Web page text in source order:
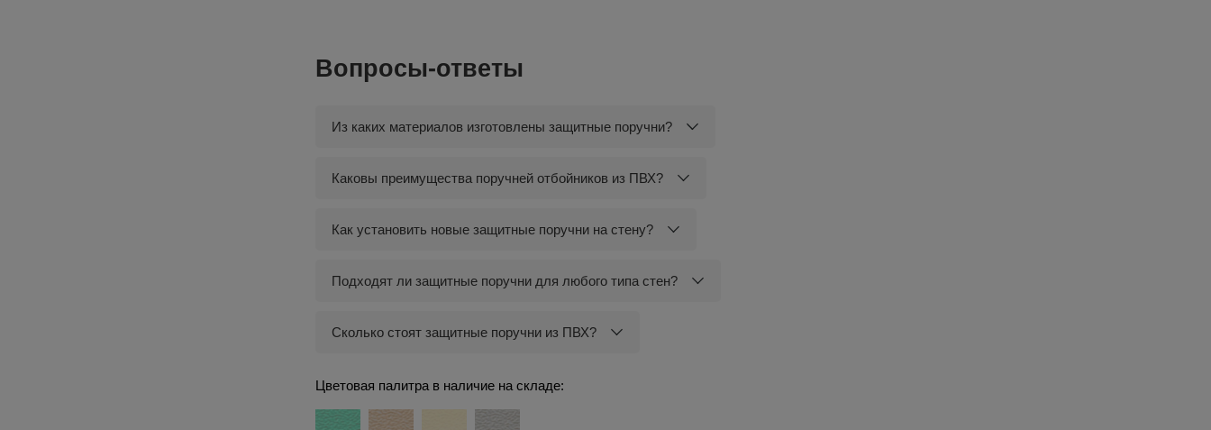
Вопросы-ответы
Из каких материалов изготовлены защитные поручни?
Каковы преимущества поручней отбойников из ПВХ?
Как установить новые защитные поручни на стену?
Подходят ли защитные поручни для любого типа стен?
Сколько стоят защитные поручни из ПВХ?
Цветовая палитра в наличие на складе: